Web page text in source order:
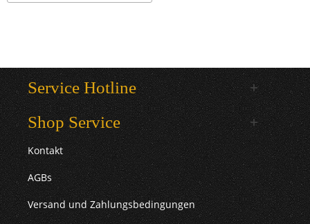
Service Hotline
Shop Service
Kontakt
AGBs
Versand und Zahlungsbedingungen